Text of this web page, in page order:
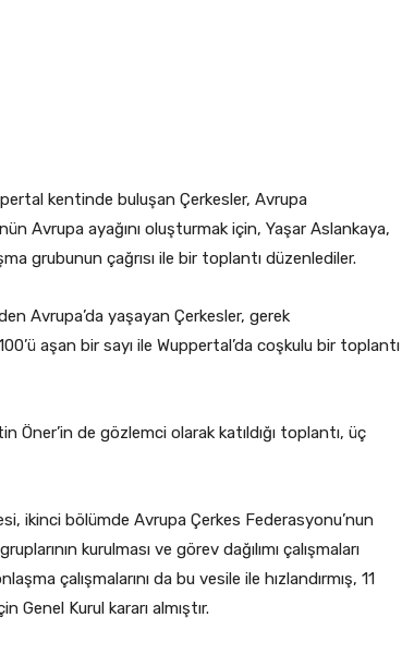
kentinde buluşan Çerkesler, Avrupa
Avrupa ayağını oluşturmak için, Yaşar Aslankaya,
grubunun çağrısı ile bir toplantı düzenlediler.
Avrupa’da yaşayan Çerkesler, gerek
aşan bir sayı ile Wuppertal’da coşkulu bir toplantı
Öner’in de gözlemci olarak katıldığı toplantı, üç
ikinci bölümde Avrupa Çerkes Federasyonu’nun
kurulması ve görev dağılımı çalışmaları
çalışmalarını da bu vesile ile hızlandırmış, 11
Kurul kararı almıştır.